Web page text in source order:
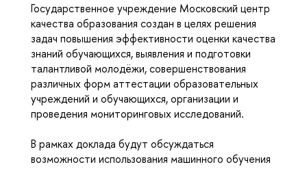
Государственное учреждение Московский центр
качества образования создан в целях решения
задач повышения эффективности оценки качества
знаний обучающихся, выявления и подготовки
талантливой молодёжи, совершенствования
различных форм аттестации образовательных
учреждений и обучающихся, организации и
проведения мониторинговых исследований.
В рамках доклада будут обсуждаться
возможности использования машинного обучения